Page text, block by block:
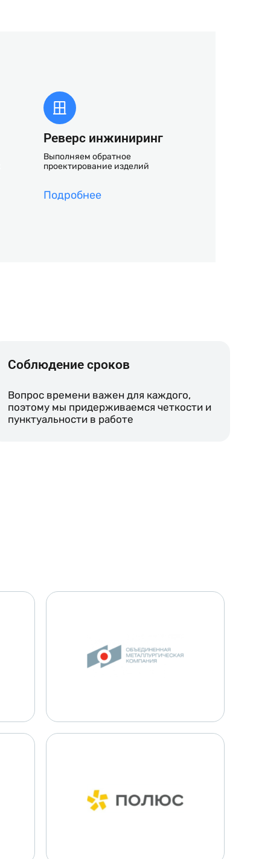
Реверс инжиниринг
Выполняем обратное
проектирование изделий
Подробнее
Соблюдение сроков
Вопрос времени важен для каждого,
поэтому мы придерживаемся четкости и
пунктуальности в работе